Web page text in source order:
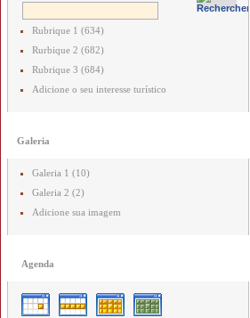
Rubrique 1 (634)
Rurbique 2 (682)
Rubrique 3 (684)
Adicione o seu interesse turístico
Galeria
Galeria 1 (10)
Galeria 2 (2)
Adicione sua imagem
Agenda